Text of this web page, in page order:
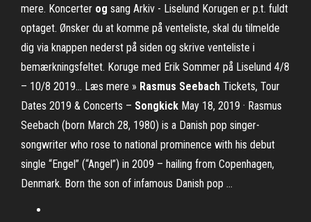
mere. Koncerter og sang Arkiv - Liselund Korugen er p.t. fuldt
optaget. Ønsker du at komme på venteliste, skal du tilmelde
dig via knappen nederst på siden og skrive venteliste i
bemærkningsfeltet. Koruge med Erik Sommer på Liselund 4/8
– 10/8 2019… Læs mere » Rasmus Seebach Tickets, Tour
Dates 2019 & Concerts – Songkick May 18, 2019 · Rasmus
Seebach (born March 28, 1980) is a Danish pop singer-
songwriter who rose to national prominence with his debut
single “Engel” (“Angel”) in 2009 – hailing from Copenhagen,
Denmark. Born the son of infamous Danish pop …